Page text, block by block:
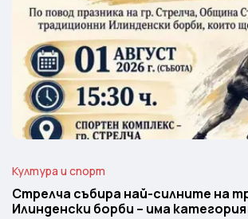
Култура и спорт
Стрелча събира най-силните на
Илинденски борби – има